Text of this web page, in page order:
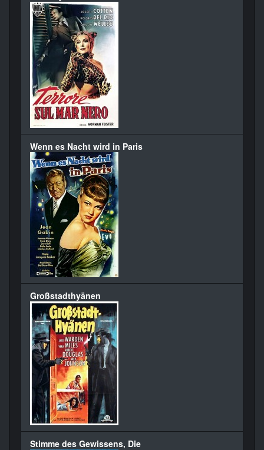
Wenn es Nacht wird in Paris
Großstadthyänen
Stimme des Gewissens, Die